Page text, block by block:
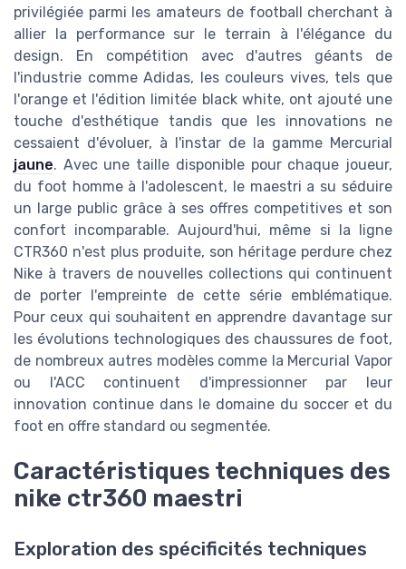
privilégiée parmi les amateurs de football cherchant à
allier la performance sur le terrain à l'élégance du
design. En compétition avec d'autres géants de
l'industrie comme Adidas, les couleurs vives, tels que
l'orange et l'édition limitée black white, ont ajouté une
touche d'esthétique tandis que les innovations ne
cessaient d'évoluer, à l'instar de la gamme Mercurial
jaune. Avec une taille disponible pour chaque joueur,
du foot homme à l'adolescent, le maestri a su séduire
un large public grâce à ses offres competitives et son
confort incomparable. Aujourd'hui, même si la ligne
CTR360 n'est plus produite, son héritage perdure chez
Nike à travers de nouvelles collections qui continuent
de porter l'empreinte de cette série emblématique.
Pour ceux qui souhaitent en apprendre davantage sur
les évolutions technologiques des chaussures de foot,
de nombreux autres modèles comme la Mercurial Vapor
ou l'ACC continuent d'impressionner par leur
innovation continue dans le domaine du soccer et du
foot en offre standard ou segmentée.
Caractéristiques techniques des
nike ctr360 maestri
Exploration des spécificités techniques